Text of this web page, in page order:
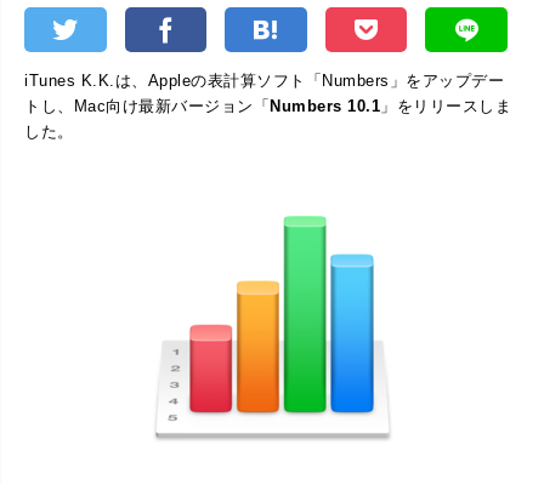
iTunes K.K.は、Appleの表計算ソフト「Numbers」をアップデー
トし、Mac向け最新バージョン「Numbers 10.1 」をリリースしま
した。